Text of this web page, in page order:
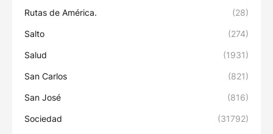
Rutas de América. (28)
Salto (274)
Salud (1931)
San Carlos (821)
San José (816)
Sociedad (31792)